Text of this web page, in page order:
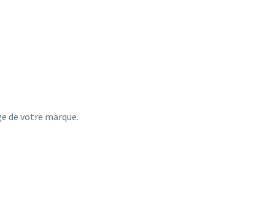
de votre marque.